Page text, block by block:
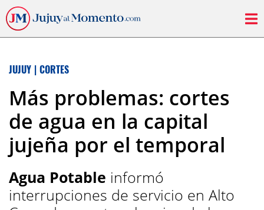
JUJUY | CORTES
Más problemas: cortes
de agua en la capital
jujeña por el temporal
Agua Potable informó
interrupciones de servicio en Alto